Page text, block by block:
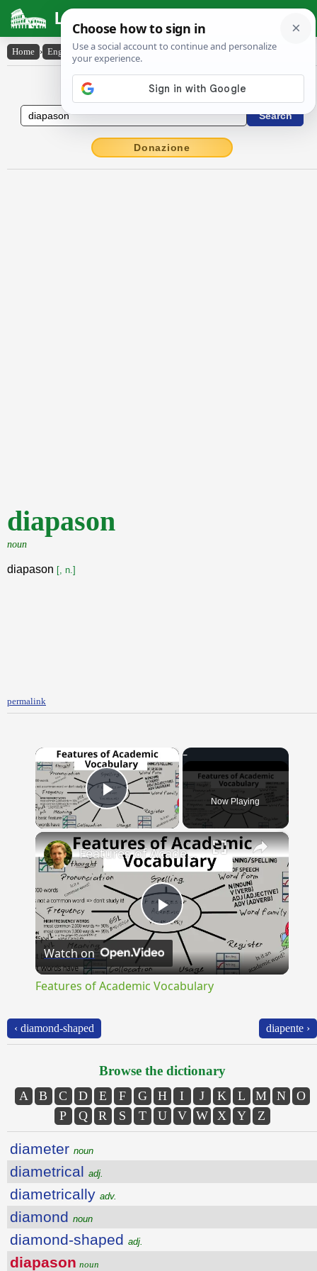
Latin Dictionary
Home › English-Latin › diapason
English to Latin Dictionary
Donazione
diapason
noun
diapason [, n.]
permalink
×
Play Video Now Playing
×
Play
Video
Features of Academic Vocabulary
Watch on
Features of Academic Vocabulary
‹ diamond-shaped diapente ›
Browse the dictionary
A B C D E F G H I J K L M N
O
P
Q R S T U V W X Y Z
diameter noun
diametrical adj.
diametrically adv.
diamond noun
diamond-shaped adj.
diapason noun